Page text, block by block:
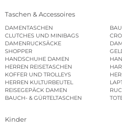
Taschen & Accessoires
DAMENTASCHEN
CLUTCHES UND MINIBAGS
DAMENRUCKSÄCKE
SHOPPER
HANDSCHUHE DAMEN
HERREN REISETASCHEN
KOFFER UND TROLLEYS
HERREN KULTURBEUTEL
REISEGEPÄCK DAMEN
BAUCH- & GÜRTELTASCHEN
Kinder